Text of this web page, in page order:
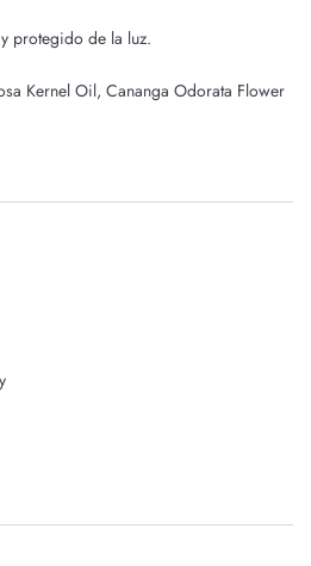
protegido de la luz.
Kernel Oil, Cananga Odorata Flower